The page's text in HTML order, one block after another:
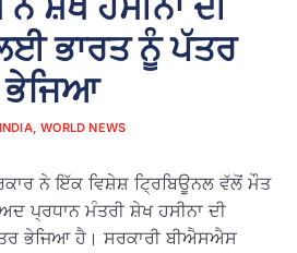
ਭਾਰਤ ਨੂੰ ਪੱਤਰ
ਭੇਜਿਆ
INDIA,WORLD NEWS
ਨੇ ਇੱਕ ਵਿਸ਼ੇਸ਼ ਟ੍ਰਿਬਿਊਨਲ ਵੱਲੋਂ ਮੌਤ
ਪ੍ਰਧਾਨ ਮੰਤਰੀ ਸ਼ੇਖ ਹਸੀਨਾ ਦੀ
ਭੇਜਿਆ ਹੈ। ਸਰਕਾਰੀ ਬੀਐਸਐਸ